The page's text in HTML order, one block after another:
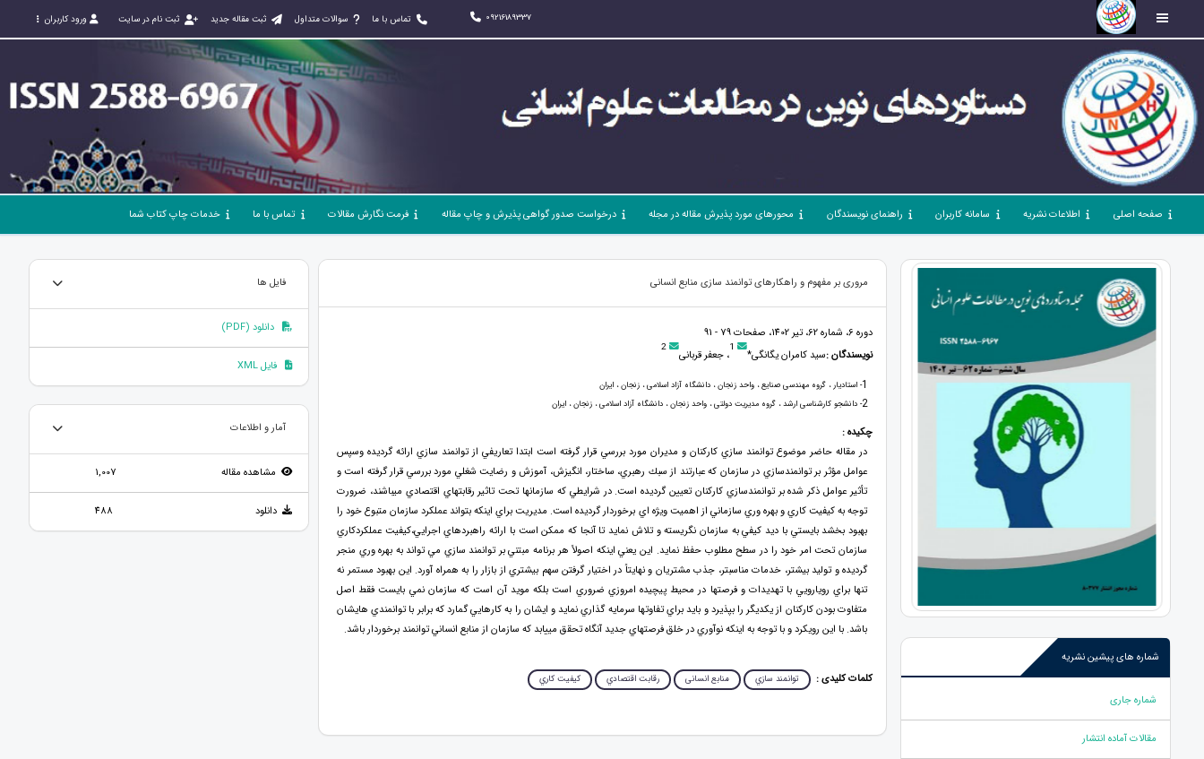
09216189337 تماس با ما سوالات متداول ثبت مقاله جدید ثبت نام در سایت ورود کاربران
صفحه اصلی اطلاعات نشریه سامانه کاربران راهنمای نویسندگان محورهای مورد پذیرش مقاله در مجله درخواست صدور گواهی پذیرش و چاپ مقاله فرمت نگارش مقالات تماس با ما خدمات چاپ کتاب شما
شماره های پیشین نشریه
شماره جاری
مقالات آماده انتشار
مروری بر مفهوم و راهکارهای توانمند سازی منابع انسانی
دوره 6، شماره 62، تیر 1402، صفحات 79 - 91
نویسندگان :سید کامران یگانگی* 1، جعفر قربانی 2
1- استادیار ، گروه مهندسی صنایع ، واحد زنجان ، دانشگاه آزاد اسلامی ، زنجان ، ایران
2- دانشجو کارشناسی ارشد ، گروه مدیریت دولتی ، واحد زنجان ، دانشگاه آزاد اسلامی ، زنجان ، ایران
چکیده :
در مقاله حاضر موضوع توانمند سازي كاركنان و مديران مورد بررسي قرار گرفته است ابتدا تعاريفي از توانمند سازي ارائه گرديده وسپس
عوامل مؤثر بر توانمندسازي در سازمان كه عبارتند از سبك رهبري، ساختار، انگيزش، آموزش و رضايت شغلي مورد بررسي قرار گرفته است و
تأثير عوامل ذكر شده بر توانمندسازي كاركنان تعيين گرديده است. در شرايطي كه سازمانها تحت تاثير رقابتهاي اقتصادي ميباشند، ضرورت
توجه به كيفيت كاري و بهره وري سازماني از اهميت ويژه اي برخوردار گرديده است. مديريت براي اينكه بتواند عملكرد سازمان متبوع خود را
بهبود بخشد بايستي با ديد كيفي به سازمان نگريسته و تلاش نمايد تا آنجا كه ممكن است با ارائه راهبردهاي اجرايي،كيفيت عملكردكاري
سازمان تحت امر خود را در سطح مطلوب حفظ نمايد. اين يعني اينكه اصولاً هر برنامه مبتني بر توانمند سازي مي تواند به بهره وري منجر
گرديده و توليد بيشتر، خدمات مناسبتر، جذب مشتريان و نهايتاً در اختيار گرفتن سهم بيشتري از بازار را به همراه آورد. اين بهبود مستمر نه
تنها براي رويارويي با تهديدات و فرصتها در محيط پيچيده امروزي ضروري است بلكه مويد آن است كه سازمان نمي بايست فقط اصل
متفاوت بودن كاركنان از يكديگر را بپذيرد و بايد براي تفاوتها سرمايه گذاري نمايد و ايشان را به كارهايي گمارد كه برابر با توانمندي هايشان
باشد. با اين رويكرد و با توجه به اينكه نوآوري در خلق فرصتهاي جديد آنگاه تحقق مييابد كه سازمان از منابع انساني توانمند برخوردار باشد.
کلمات کلیدی : توانمند سازي منابع انسانی رقابت اقتصادي كيفيت كاري
فایل ها
دانلود (PDF)
فایل XML
آمار و اطلاعات
مشاهده مقاله 1,007
دانلود 488